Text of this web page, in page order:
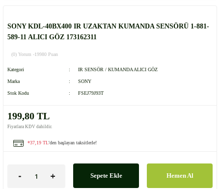
SONY KDL-40BX400 IR UZAKTAN KUMANDA SENSÖRÜ 1-881-
589-11 ALICI GÖZ 173162311
(0) Yorum -19980 Puan
Kategori IR SENSÖR / KUMANDA ALICI GÖZ
Marka SONY
Stok Kodu FSEJ79J93T
199,80 TL
Fiyatlara KDV dahildir.
*37,19 TL'den başlayan taksitlerle!
Sepete Ekle Hemen Al